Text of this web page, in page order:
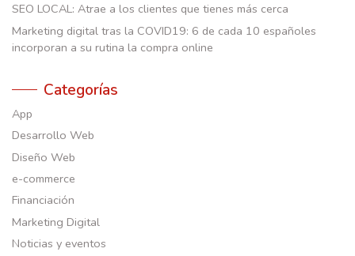
SEO LOCAL: Atrae a los clientes que tienes más cerca
Marketing digital tras la COVID19: 6 de cada 10 españoles
incorporan a su rutina la compra online
Categorías
App
Desarrollo Web
Diseño Web
e-commerce
Financiación
Marketing Digital
Noticias y eventos